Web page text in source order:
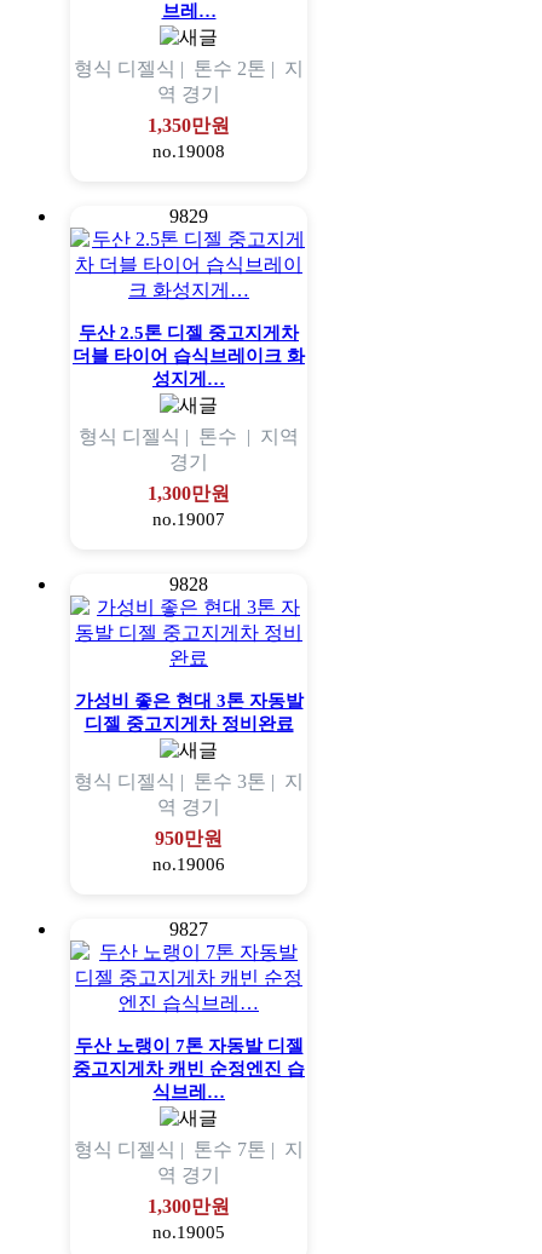
브레…
형식 디젤식 | 톤수 2톤 | 지
역 경기
1,350만원
no.19008
9829
두산 2.5톤 디젤 중고지게차
더블 타이어 습식브레이크 화
성지게…
형식 디젤식 | 톤수 | 지역
경기
1,300만원
no.19007
9828
가성비 좋은 현대 3톤 자동발
디젤 중고지게차 정비완료
형식 디젤식 | 톤수 3톤 | 지
역 경기
950만원
no.19006
9827
두산 노랭이 7톤 자동발 디젤
중고지게차 캐빈 순정엔진 습
식브레…
형식 디젤식 | 톤수 7톤 | 지
역 경기
1,300만원
no.19005